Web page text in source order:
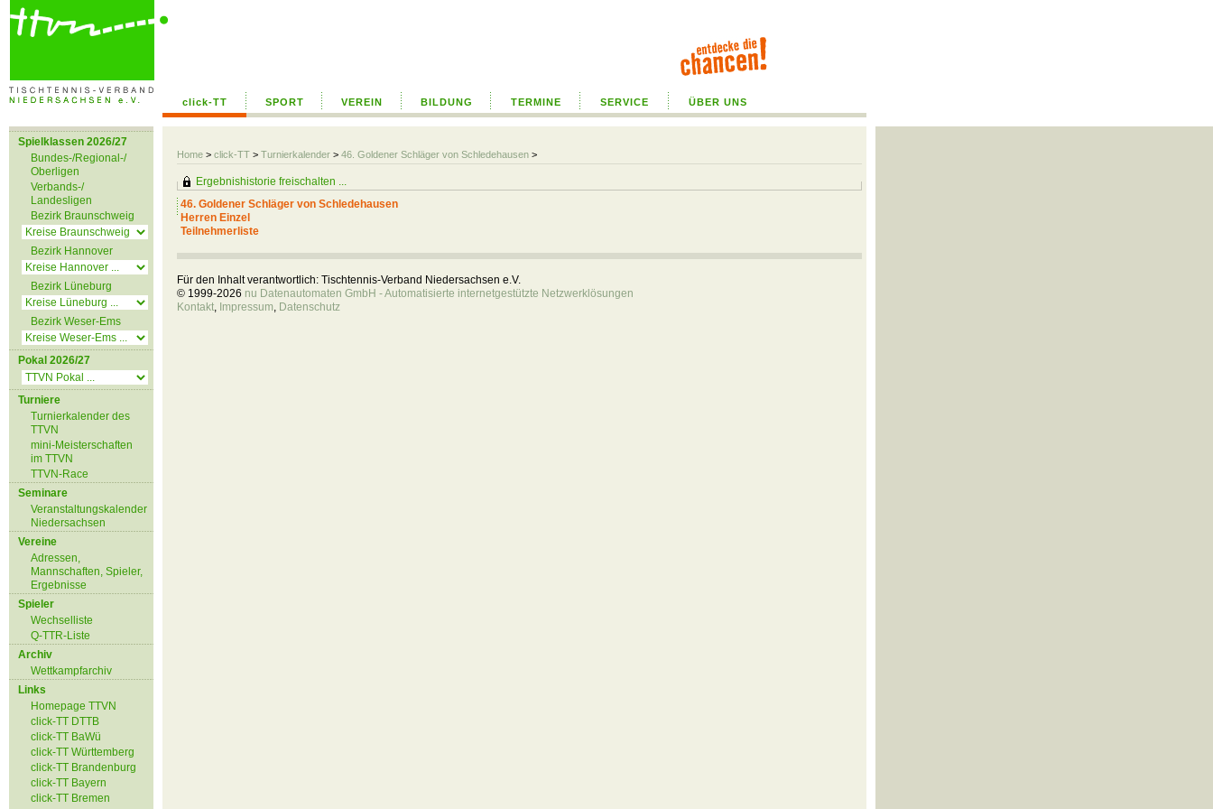
click-TT SPORT VEREIN BILDUNG TERMINE SERVICE ÜBER UNS
Home > click-TT > Turnierkalender > 46. Goldener Schläger von Schledehausen >
Spielklassen 2026/27
Bundes-/Regional-/
Oberligen
Verbands-/
Landesligen
Bezirk Braunschweig
Bezirk Hannover
Bezirk Lüneburg
Bezirk Weser-Ems
Pokal 2026/27
Turniere
Turnierkalender des
TTVN
mini-Meisterschaften
im TTVN
TTVN-Race
Seminare
Veranstaltungskalender
Niedersachsen
Vereine
Adressen,
Mannschaften, Spieler,
Ergebnisse
Spieler
Wechselliste
Q-TTR-Liste
Archiv
Wettkampfarchiv
Links
Homepage TTVN
click-TT DTTB
click-TT BaWü
click-TT Württemberg
click-TT Brandenburg
click-TT Bayern
click-TT Bremen
Ergebnishistorie freischalten ...
46. Goldener Schläger von Schledehausen
Herren Einzel
Teilnehmerliste
Für den Inhalt verantwortlich: Tischtennis-Verband Niedersachsen e.V.
© 1999-2026 nu Datenautomaten GmbH - Automatisierte internetgestützte Netzwerklösungen
Kontakt, Impressum, Datenschutz